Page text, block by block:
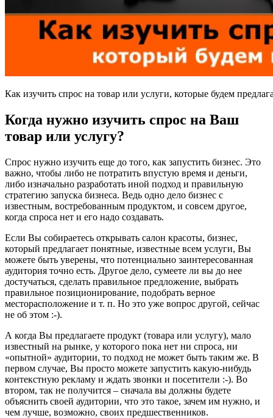
Как изучить спрос на товар или услуги, которые будем
Когда нужно изучить спрос на Ваш
товар или услугу?
Спрос нужно изучить еще до того, как запустить бизнес. Это
важно, чтобы либо не потратить впустую время и деньги,
либо изначально разработать иной подход и правильную
стратегию запуска бизнеса. Ведь одно дело бизнес с
известным, востребованным продуктом, и совсем другое,
когда спроса нет и его надо создавать.
Если Вы собираетесь открывать салон красоты, бизнес,
который предлагает понятные, известные всем услуги, Вы
можете быть уверены, что потенциально заинтересованная
аудитория точно есть. Другое дело, сумеете ли вы до нее
достучаться, сделать правильное предложение, выбрать
правильное позиционирование, подобрать верное
месторасположение и т. п. Но это уже вопрос другой, сейчас
не об этом :-).
А когда Вы предлагаете продукт (товара или услугу), мало
известный на рынке, у которого пока нет ни спроса, ни
«опытной» аудитории, то подход не может быть таким же. В
первом случае, Вы просто можете запустить какую-нибудь
контекстную рекламу и ждать звонки и посетители :-). Во
втором, так не получится – сначала вы должны будете
объяснить своей аудитории, что это такое, зачем им нужно, и
чем лучше, возможно, своих предшественников.